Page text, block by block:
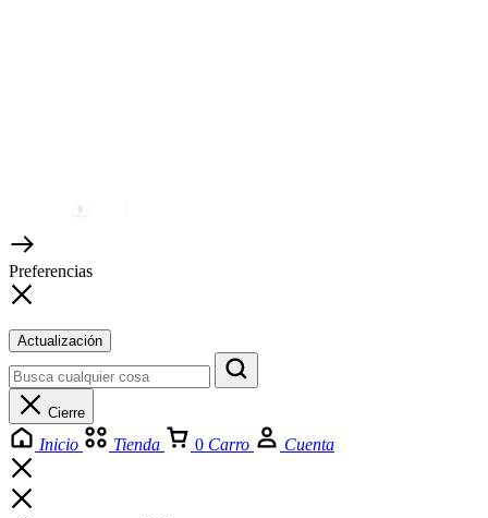
Preferencias
Actualización
Cierre
Inicio Tienda 0 Carro Cuenta